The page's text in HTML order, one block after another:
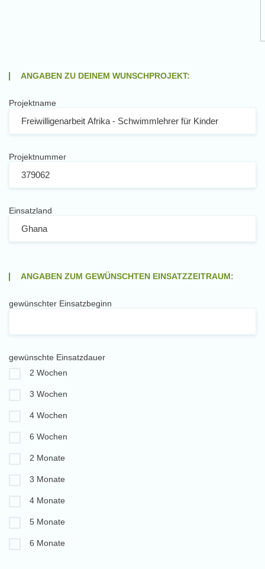
ANGABEN ZU DEINEM WUNSCHPROJEKT:
Projektname
Projektnummer
Einsatzland
ANGABEN ZUM GEWÜNSCHTEN EINSATZZEITRAUM:
gewünschter Einsatzbeginn
gewünschte Einsatzdauer
2 Wochen
3 Wochen
4 Wochen
6 Wochen
2 Monate
3 Monate
4 Monate
5 Monate
6 Monate